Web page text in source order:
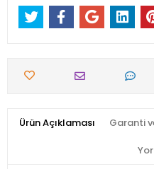
Ürün Açıklaması Garanti